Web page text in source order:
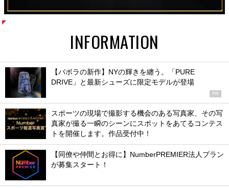
INFORMATION
【バボラの新作】NYの輝きを纏う。「PURE
DRIVE」と最新シューズに限定モデルが登場
PR
スポーツの現場で撮影する機会のある写真家、その写
真家が撮る一瞬のシーンにスポットをあてるコンテス
トを開催します。作品受付中！
【同僚や仲間とお得に】NumberPREMIER法人プラン
が募集スタート！